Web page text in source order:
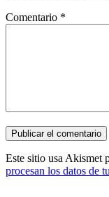
Comentario *
Este sitio usa Akismet
procesan los datos de